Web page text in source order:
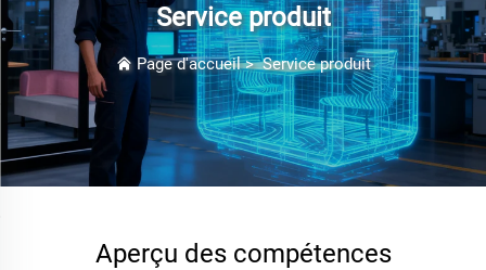
Service produit
Page d'accueil>Service produit
Aperçu des compétences